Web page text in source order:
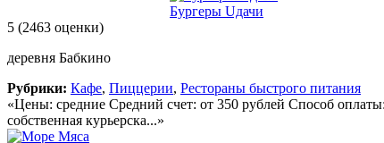
Бургеры Uдачи
5 (2463 оценки)
деревня Бабкино
Рубрики: Кафе, Пиццерии, Рестораны быстрого питания
«Цены: средние Средний счет: от 350 рублей Способ
собственная курьерска...»